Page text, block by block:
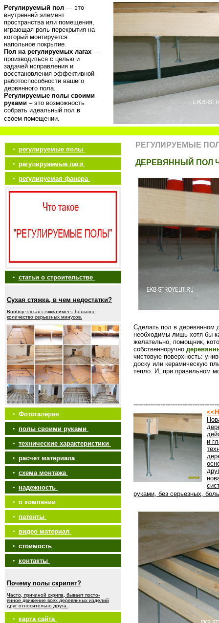
Регулируемый пол — это
внутренний элемент
пространства или помещения,
играющая роль перекрытия на
который монтируется
напольное покрытие.
Пол на регулируемых лагах —
производиться с целью и
задачей исправления и
восстановления эффективной
работоспособности вашего
дервянного пола.
Регулируемые полы своими
руками – это возможность
собрать идеальный пол в
своем помещении.
• регулируемые полы
• регулируаемые лаги
• регулируемая фанера
• статьи о строительстве
Сухая стяжка, в чем недостатки?
Вообще сухая стяжка имеет большое
количество серьезных минусов.
• Фотогалерея
• полы своими руками
• технические характеристики
• расчет материала
• схема монтажа
• надежность
• о компании
• патенты
• видео материал
• стоимость
• контакты
Почему полы скрипят?
Часто, причиной скрипа, бывает посто-
янное движение всех деревянных изделий
друг относительно друга.
• карта сайта
РЕГУЛИРУЕМЫЕ
ДЕРЕВЯННЫЙ ПОЛ
Сделать пол в деревянном
необходимы лишь хотя бы
желательно, помощник,
собственноручно
чистовую поверхность:
доску или керамическую
тепло. И, при правильном
и
руками, без серьезных,